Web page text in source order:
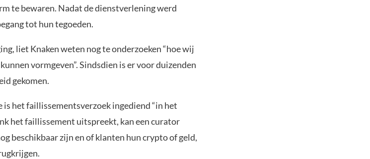
te bewaren. Nadat de dienstverlening werd
tot hun tegoeden.
liet Knaken weten nog te onderzoeken “hoe wij
vormgeven”. Sindsdien is er voor duizenden
gekomen.
het faillissementsverzoek ingediend “in het
het faillissement uitspreekt, kan een curator
beschikbaar zijn en of klanten hun crypto of geld,